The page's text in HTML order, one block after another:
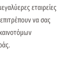
εταιρείες
να σας